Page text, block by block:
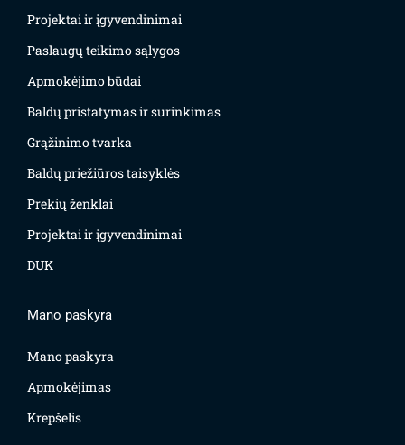
Projektai ir įgyvendinimai
Paslaugų teikimo sąlygos
Apmokėjimo būdai
Baldų pristatymas ir surinkimas
Grąžinimo tvarka
Baldų priežiūros taisyklės
Prekių ženklai
Projektai ir įgyvendinimai
DUK
Mano paskyra
Mano paskyra
Apmokėjimas
Krepšelis